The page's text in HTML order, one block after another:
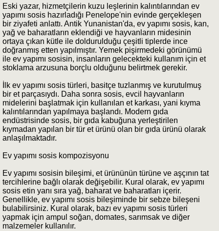
Eski yazar, hizmetçilerin kuzu leşlerinin kalıntılarından ev
yapımı sosis hazırladığı Penelope'nin evinde gerçekleşen
bir ziyafeti anlattı. Antik Yunanistan'da, ev yapımı sosis, kan,
yağ ve baharatların eklendiği ve hayvanların midesinin
ortaya çıkan kütle ile doldurulduğu çeşitli tiplerde ince
doğranmış etten yapılmıştır. Yemek pişirmedeki görünümü
ile ev yapımı sosisin, insanların gelecekteki kullanım için et
stoklama arzusuna borçlu olduğunu belirtmek gerekir.
İlk ev yapımı sosis türleri, basitçe tuzlanmış ve kurutulmuş
bir et parçasıydı. Daha sonra sosis, evcil hayvanların
midelerini başlatmak için kullanılan et karkası, yani kıyma
kalıntılarından yapılmaya başlandı. Modern gıda
endüstrisinde sosis, bir gıda kabuğuna yerleştirilen
kıymadan yapılan bir tür et ürünü olan bir gıda ürünü olarak
anlaşılmaktadır.
Ev yapımı sosis kompozisyonu
Ev yapımı sosisin bileşimi, et ürününün türüne ve aşçının tat
tercihlerine bağlı olarak değişebilir. Kural olarak, ev yapımı
sosis etin yanı sıra yağ, baharat ve baharatları içerir.
Genellikle, ev yapımı sosis bileşiminde bir sebze bileşeni
bulabilirsiniz. Kural olarak, bazı ev yapımı sosis türleri
yapmak için ampul soğan, domates, sarımsak ve diğer
malzemeler kullanılır.